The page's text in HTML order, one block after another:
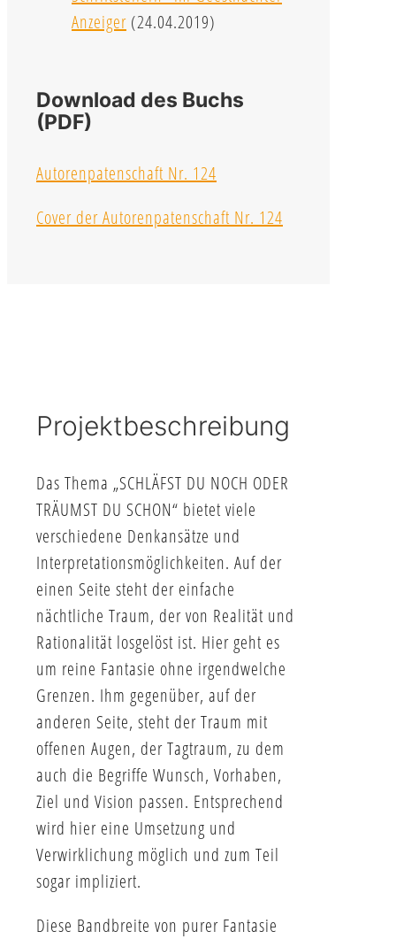
Anzeiger (24.04.2019)
Download des Buchs
(PDF)
Autorenpatenschaft Nr. 124
Cover der Autorenpatenschaft Nr. 124
Projektbeschreibung
Das Thema „SCHLÄFST DU NOCH ODER
TRÄUMST DU SCHON“ bietet viele
verschiedene Denkansätze und
Interpretationsmöglichkeiten. Auf der
einen Seite steht der einfache
nächtliche Traum, der von Realität und
Rationalität losgelöst ist. Hier geht es
um reine Fantasie ohne irgendwelche
Grenzen. Ihm gegenüber, auf der
anderen Seite, steht der Traum mit
offenen Augen, der Tagtraum, zu dem
auch die Begriffe Wunsch, Vorhaben,
Ziel und Vision passen. Entsprechend
wird hier eine Umsetzung und
Verwirklichung möglich und zum Teil
sogar impliziert.
Diese Bandbreite von purer Fantasie